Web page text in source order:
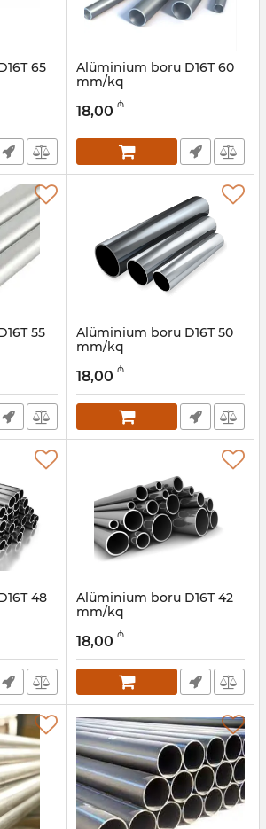
65
Alüminium boru D16Т 60
mm/kq
030001057
18,00 ₼
55
Alüminium boru D16Т 50
mm/kq
030001055
18,00 ₼
48
Alüminium boru D16Т 42
mm/kq
030001053
18,00 ₼